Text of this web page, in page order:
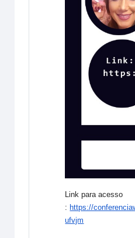
Link para acesso
: https://
ufvjm